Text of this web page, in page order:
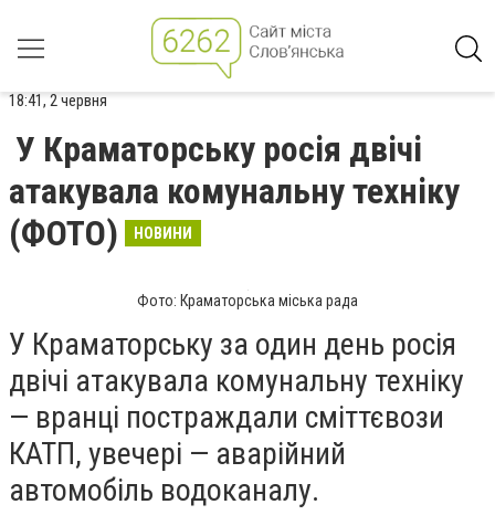
18:41, 2 червня
У Краматорську росія двічі
атакувала комунальну техніку
(ФОТО)
НОВИНИ
Фото: Краматорська міська рада
У Краматорську за один день росія
двічі атакувала комунальну техніку
— вранці постраждали сміттєвози
КАТП, увечері — аварійний
автомобіль водоканалу.